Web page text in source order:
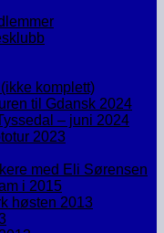
komplett)
til Gdansk 2024
– juni 2024
2023
med Eli Sørensen
i 2015
høsten 2013